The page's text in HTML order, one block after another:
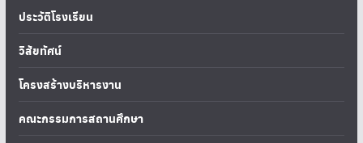
ประวัติโรงเรียน
วิสัยทัศน์
โครงสร้างบริหารงาน
คณะกรรมการสถานศึกษา